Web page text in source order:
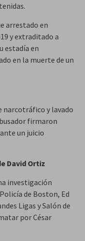
arrestado en
y extraditado a
estadía en
en la muerte de un
narcotráfico y lavado
firmaron
un juicio
David Ortiz
investigación
de Boston, Ed
Ligas y Salón de
por César